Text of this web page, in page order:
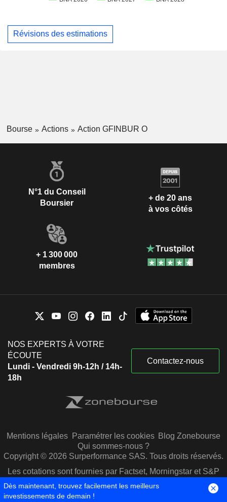
Révisions des estimations
Bourse Actions Action GFINBUR O
N°1 du Conseil
Boursier
+ de 20 ans
à vos côtés
+ 1 300 000
membres
NOS EXPERTS À VOTRE
ÉCOUTE
Lundi - Vendredi 9h-12h / 14h-
18h
Contactez-nous
Mentions légales Paramétrer les cookies Blog Zonebourse
Qui sommes-nous ?
Copyright © 2026 Surperformance SAS. Tous droits réservés.
Les cotations sont fournies par Factset, Morningstar et S&P
Capital IQ
Dès maintenant, trouvez facilement les meilleurs
investissements de demain !